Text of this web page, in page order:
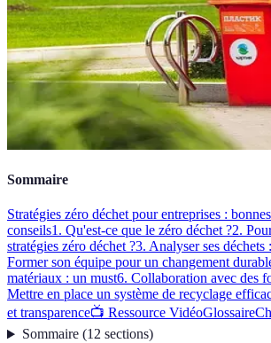
Sommaire
Stratégies zéro déchet pour entreprises :
conseils1. Qu'est-ce que le zéro déchet ?2.
stratégies zéro déchet ?3. Analyser ses déchets
Former son équipe pour un changement
matériaux : un must6. Collaboration avec des
Mettre en place un système de recyclage
et transparence📺 Ressource VidéoGlossaire
Sommaire(12 sections)